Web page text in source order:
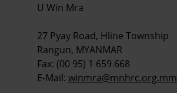
U Win Mra
27 Pyay Road, Hline Township
Rangun, MYANMAR
Fax: (00 95) 1 659 668
E-Mail: winmra@mnhrc.org.mm